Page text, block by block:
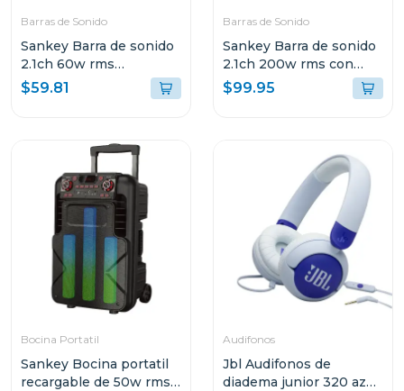
Barras de Sonido
Sankey Barra de sonido
2.1ch 60w rms
bluetooth hmt62
$59.81
Barras de Sonido
Sankey Barra de sonido
2.1ch 200w rms con
sonido envolvente 3d
hmt200
$99.95
Bocina Portatil
Sankey Bocina portatil
recargable de 50w rms
Audifonos
Jbl Audifonos de
diadema junior 320 azul